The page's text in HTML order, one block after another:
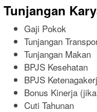
Tunjangan
Gaji Pokok
Tunjangan
Tunjangan Makan
BPJS Kesehatan
BPJS
Bonus Kinerja
Cuti Tahunan